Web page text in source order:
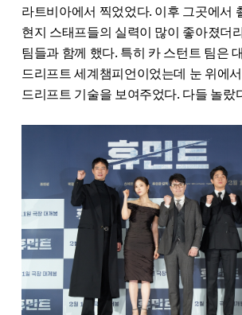
라트비아에서 찍었었다. 이후 그곳에서
현지 스태프들의 실력이 많이 좋아졌더
팀들과 함께 했다. 특히 카 스턴트 팀은
드리프트 세계챔피언이었는데 눈 위에
드리프트 기술을 보여주었다. 다들 놀랐